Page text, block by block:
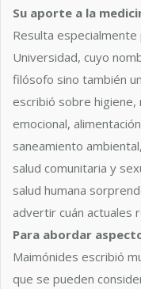
Su aporte a la
Resulta
Universidad, cuyo
filósofo sino también
escribió sobre higiene,
emocional,
saneamiento
salud comunitaria y
salud humana
advertir cuán actuales
Para abordar
Maimónides escribió
que se pueden